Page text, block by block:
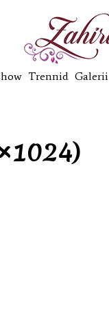
Trennid Galerii